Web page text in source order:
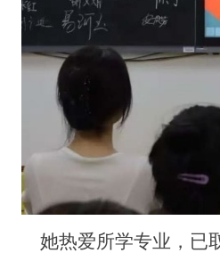
她热爱所学专业，已